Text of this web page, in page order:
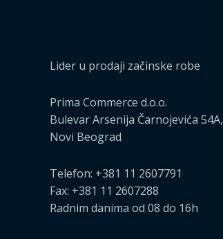
Lider u prodaji začinske robe
Prima Commerce d.o.o.
Bulevar Arsenija Čarnojevića 54A,
Novi Beograd
Telefon: +381 11 2607791
Fax: +381 11 2607288
Radnim danima od 08 do 16h